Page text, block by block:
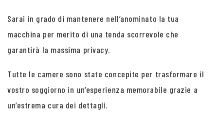
Sarai in grado di mantenere nell’anominato la tua
macchina per merito di una tenda scorrevole che
garantirà la massima privacy.
Tutte le camere sono state concepite per trasformare il
vostro soggiorno in un’esperienza memorabile grazie a
un’estrema cura dei dettagli.